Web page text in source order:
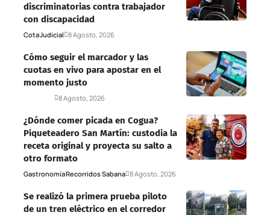
discriminatorias contra trabajador
con discapacidad
CotaJudicial 8 Agosto, 2026
Cómo seguir el marcador y las
cuotas en vivo para apostar en el
momento justo
8 Agosto, 2026
¿Dónde comer picada en Cogua?
Piqueteadero San Martín: custodia la
receta original y proyecta su salto a
otro formato
GastronomíaRecorridos Sabana 8 Agosto, 2026
Se realizó la primera prueba piloto
de un tren eléctrico en el corredor